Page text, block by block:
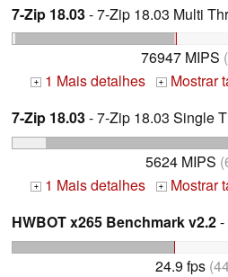
7-Zip 18.03- 7-Zip 18.03 Multi
76947 MIPS
+ 1 Mais detalhes + Mostrar
7-Zip 18.03- 7-Zip 18.03 Single
5624 MIPS
+ 1 Mais detalhes + Mostrar
HWBOT x265 Benchmark v2.2-
24.9 fps